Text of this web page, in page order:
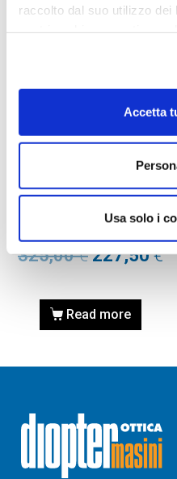
raccolto dal suo utilizzo
Accetta
Usa solo i
OCCHIALE DA SOLE,
PERSOL
Occhiale PERSOL 0PO3314S
24/GH 55
325,00€ 227,50€
Read more